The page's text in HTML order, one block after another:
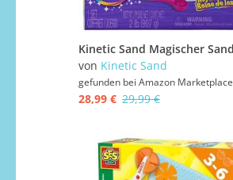
von Kinetic Sand
gefunden bei Amazon Marketplace
28,99 € 29,99 €